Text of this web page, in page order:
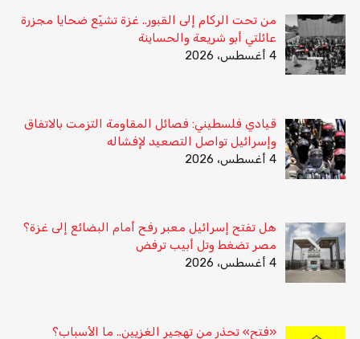
من تحت الركام إلى القبور.. غزة تشيّع ضحايا مجزرة
عائلتي أبو شريعة والحساينة
4 أغسطس، 2026
قيادي فلسطيني: فصائل المقاومة التزمت بالاتفاق
وإسرائيل تواصل التصعيد لإفشاله
4 أغسطس، 2026
هل تفتح إسرائيل معبر رفح أمام البضائع إلى غزة؟
مصر تضغط وتل أبيب ترفض
4 أغسطس، 2026
«فتح» تحذر من تهجير الغزيين.. ما الأسباب؟